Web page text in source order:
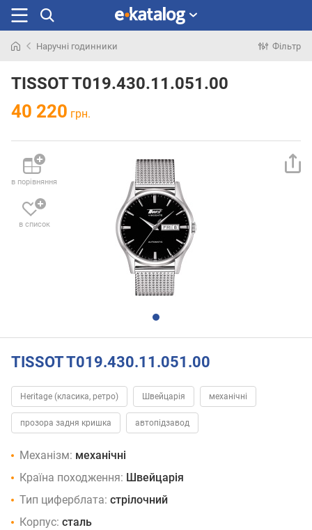
раніше
Наручні годинники Фільтр
TISSOT T019.430.11.051.00
40 220 грн.
в порівняння
в список
TISSOT T019.430.11.051.00
Heritage (класика, ретро) Швейцарія механічні
прозора задня кришка автопідзавод
Механізм: механічні
Країна походження: Швейцарія
Тип циферблата: стрілочний
Корпус: сталь